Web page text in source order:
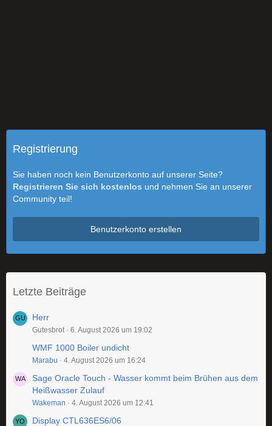
Registrierung
Sie haben noch kein Benutzerkonto auf unserer Seite?
Registrieren Sie sich kostenlos und nehmen Sie an unserer
Community teil!
Benutzerkonto erstellen
Letzte Beiträge
Herr
Gutesbrot 6. August 2026 um 19:02
WMF 1000 Boiler undicht
Marabu 4. August 2026 um 16:24
Sage Oracle Touch - Wasser kommt beim Brühen aus dem
Heißwasser Zulauf
Wakeman 4. August 2026 um 12:41
Display CTL636ES6/06